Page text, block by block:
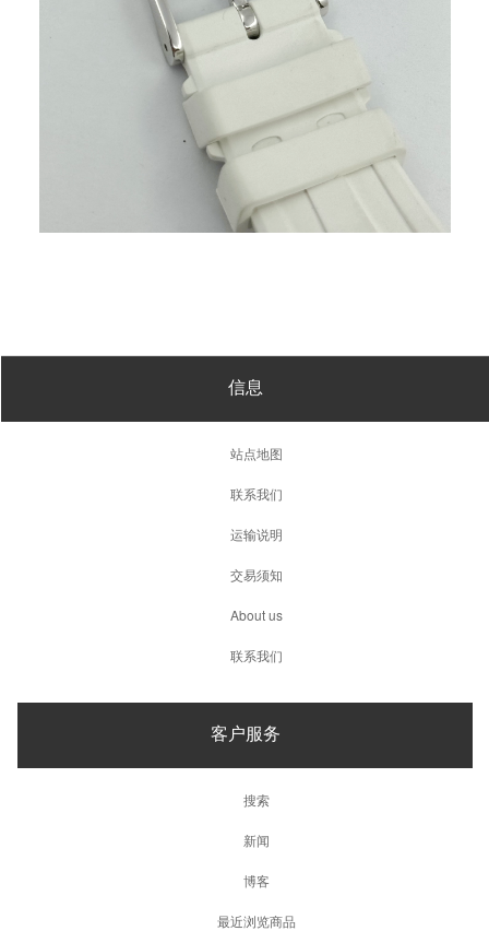
信息
站点地图
联系我们
运输说明
交易须知
About us
联系我们
客户服务
搜索
新闻
博客
最近浏览商品